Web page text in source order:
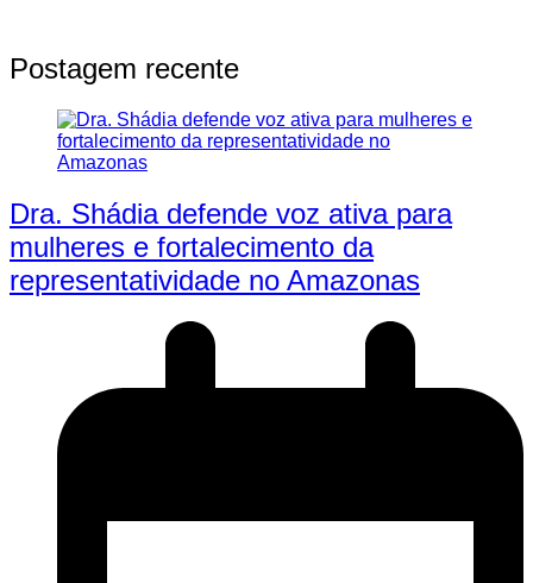
Postagem recente
Dra. Shádia defende voz ativa para
mulheres e fortalecimento da
representatividade no Amazonas